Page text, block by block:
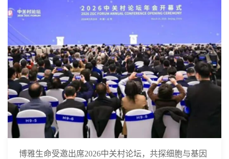
博雅生命受邀出席2026中关村论坛，共探细胞与基因